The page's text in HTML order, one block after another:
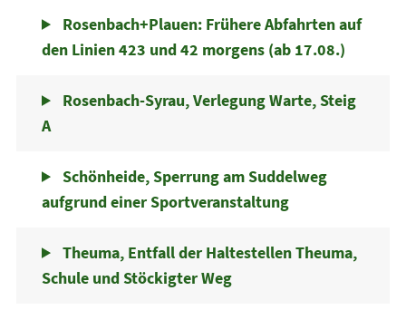
Rosenbach+Plauen: Frühere Abfahrten auf
den Linien 423 und 42 morgens (ab 17.08.)
Rosenbach-Syrau, Verlegung Warte, Steig
A
Schönheide, Sperrung am Suddelweg
aufgrund einer Sportveranstaltung
Theuma, Entfall der Haltestellen Theuma,
Schule und Stöckigter Weg